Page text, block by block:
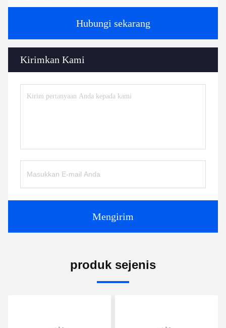
Hubungi sekarang
Kirimkan Kami
Mengirim
produk sejenis